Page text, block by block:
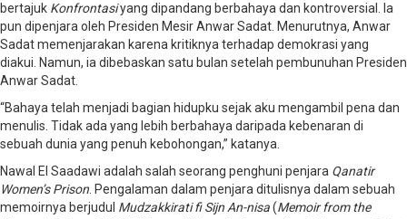
bertajuk Konfrontasiyang dipandang berbahaya dan kontroversial. Ia
pun dipenjara oleh Presiden Mesir Anwar Sadat. Menurutnya, Anwar
Sadat memenjarakan karena kritiknya terhadap demokrasi yang
diakui. Namun, ia dibebaskan satu bulan setelah pembunuhan Presiden
Anwar Sadat.
“Bahaya telah menjadi bagian hidupku sejak aku mengambil pena dan
menulis. Tidak ada yang lebih berbahaya daripada kebenaran di
sebuah dunia yang penuh kebohongan,” katanya.
Nawal El Saadawi adalah salah seorang penghuni penjara Qanatir
Women’s Prison. Pengalaman dalam penjara ditulisnya dalam sebuah
memoirnya berjudul Mudzakkirati fi Sijn An-nisa(Memoir from the